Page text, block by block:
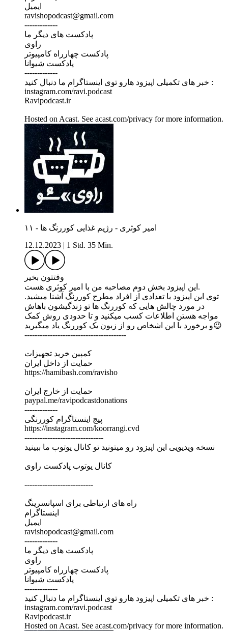
ایمیل
ravishopodcast@gmail.com
-------------
پادکست های دیگر ما
راوی
پادکست چهارراه کامپیوتر
پادکست شیوانا
-------------
خبر های تکمیلی اپیزود هارو توی اینستاگرام ما دنبال کنید :
instagram.com/ravi.podcast
Ravipodcast.ir
Hosted on Acast. See acast.com/privacy for more information.
۱۱ - امیر کوثری - رژیم غذایی کوررنگ ها
12.12.2023
1 Std. 35 Min.
وقتتون بخیر
این اپیزود بخش دوم مصاحبه من با امیر کوثری هست.
توی این اپیزود با تعدادی از افراد مطرح کوررنگ آشنا میشید.
در مورد چالش هایی که کوررنگ ها تو زندگیشون باهاش
مواجه هستن اطلاعات کسب میکنید و تا حدودی روش کمک
و برخورد با این اشخاص رو از زبون یک کوررنگ یاد میگیرید😉
----------------------------------------
کمپین خرید تجهیزات
حمایت از داخل ایران
https://hamibash.com/ravisho
حمایت از خارج ایران
paypal.me/ravipodcastdonations
-------------
پیج اینستاگرام کوررنگی
https://instagram.com/koorrangi.cvd
-------------------------------
نسخه ویدیویی این اپیزود رو میتونید تو کانال یوتوب ما ببینید
کانال یوتوب پادکست راوی
---------------------------
راه های ارتباطی برای اسپانسرینگ
اینستاگرام
ایمیل
ravishopodcast@gmail.com
-------------
پادکست های دیگر ما
راوی
پادکست چهارراه کامپیوتر
پادکست شیوانا
-------------
خبر های تکمیلی اپیزود هارو توی اینستاگرام ما دنبال کنید :
instagram.com/ravi.podcast
Ravipodcast.ir
Hosted on Acast. See acast.com/privacy for more information.